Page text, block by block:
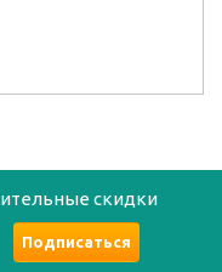
скидки